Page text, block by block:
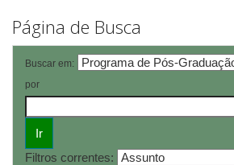
Página de Busca
Buscar em:
por
Filtros correntes: